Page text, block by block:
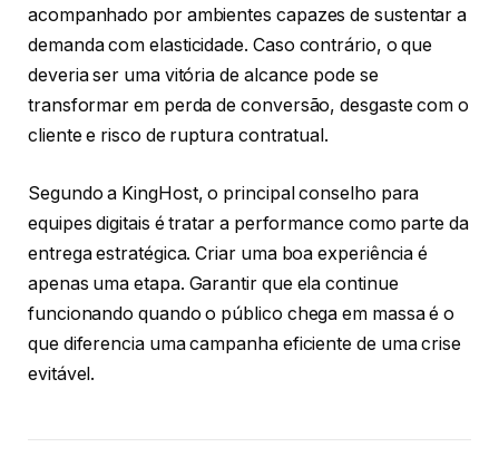
acompanhado por ambientes capazes de sustentar a
demanda com elasticidade. Caso contrário, o que
deveria ser uma vitória de alcance pode se
transformar em perda de conversão, desgaste com o
cliente e risco de ruptura contratual.
Segundo a KingHost, o principal conselho para
equipes digitais é tratar a performance como parte da
entrega estratégica. Criar uma boa experiência é
apenas uma etapa. Garantir que ela continue
funcionando quando o público chega em massa é o
que diferencia uma campanha eficiente de uma crise
evitável.